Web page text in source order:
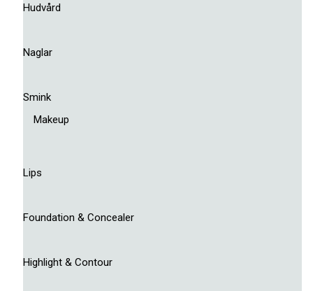
Hudvård
Naglar
Smink
Makeup
Lips
Foundation & Concealer
Highlight & Contour